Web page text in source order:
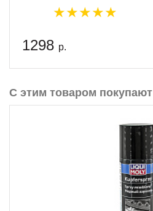
1298 р.
С этим товаром покупают